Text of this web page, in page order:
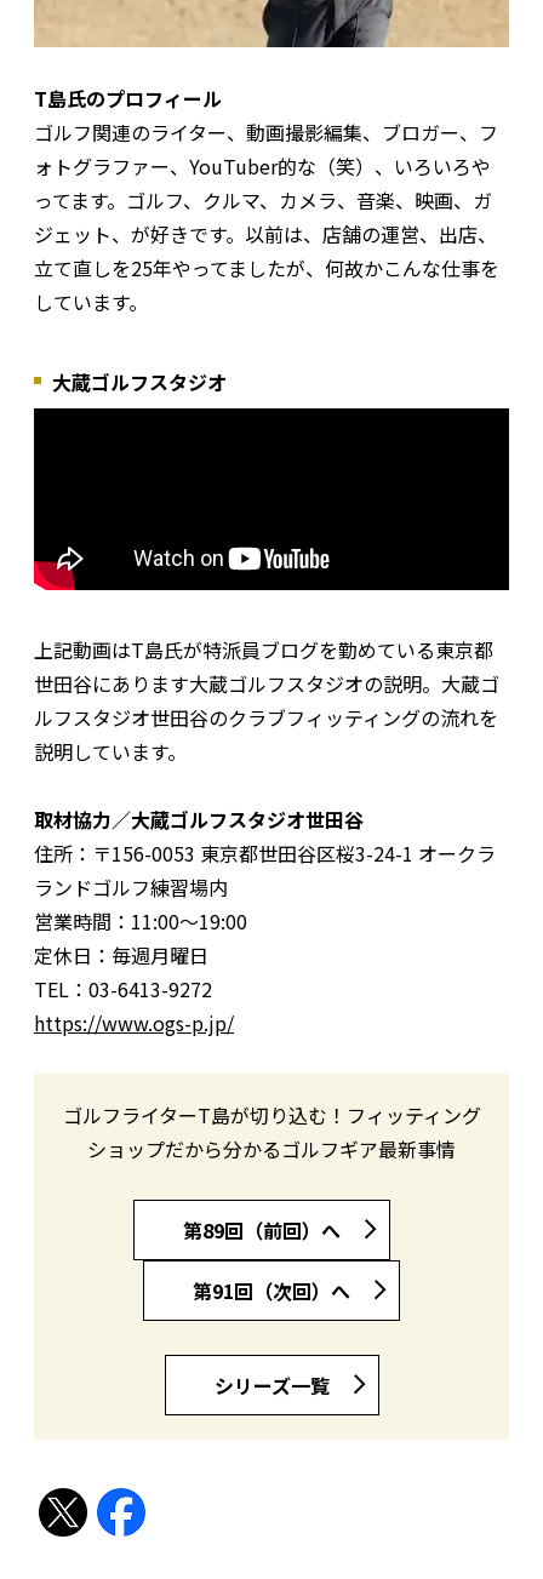
T島氏のプロフィール
ゴルフ関連のライター、動画撮影編集、ブロガー、フ
ォトグラファー、YouTuber的な（笑）、いろいろや
ってます。ゴルフ、クルマ、カメラ、音楽、映画、ガ
ジェット、が好きです。以前は、店舗の運営、出店、
立て直しを25年やってましたが、何故かこんな仕事を
しています。
大蔵ゴルフスタジオ
上記動画はT島氏が特派員ブログを勤めている東京都
世田谷にあります大蔵ゴルフスタジオの説明。大蔵ゴ
ルフスタジオ世田谷のクラブフィッティングの流れを
説明しています。
取材協力／大蔵ゴルフスタジオ世田谷
住所：〒156-0053 東京都世田谷区桜3-24-1 オークラ
ランドゴルフ練習場内
営業時間：11:00〜19:00
定休日：毎週月曜日
TEL：03-6413-9272
https://www.ogs-p.jp/
ゴルフライターT島が切り込む！フィッティング
ショップだから分かるゴルフギア最新事情
第89回（前回）へ
第91回（次回）へ
シリーズ一覧